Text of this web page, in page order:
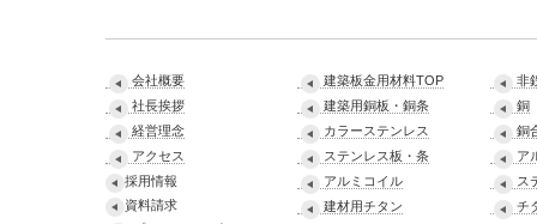
会社概要
社長挨拶
経営理念
アクセス
採用情報
資料請求
建築板金用材料TOP
建築用銅板・銅条
カラーステンレス
ステンレス板・条
アルミコイル
建材用チタン
非
銅
銅
ア
ス
チ